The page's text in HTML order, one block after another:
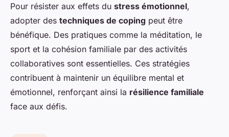
Pour résister aux effets du stress émotionnel,
adopter des techniques de coping peut être
bénéfique. Des pratiques comme la méditation, le
sport et la cohésion familiale par des activités
collaboratives sont essentielles. Ces stratégies
contribuent à maintenir un équilibre mental et
émotionnel, renforçant ainsi la résilience familiale
face aux défis.